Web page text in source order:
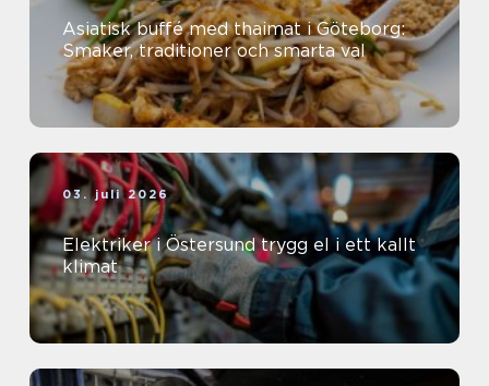
Asiatisk buffé med thaimat i Göteborg:
Smaker, traditioner och smarta val
03. juli 2026
Elektriker i Östersund trygg el i ett kallt
klimat